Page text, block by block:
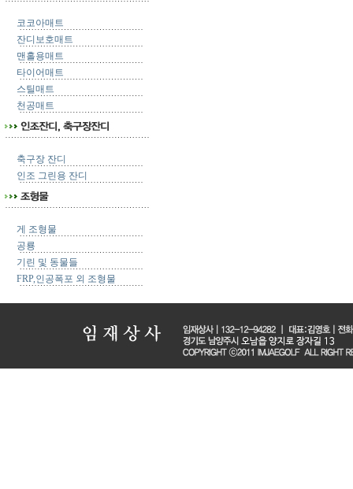
코코아매트
잔디보호매트
맨홀용매트
타이어매트
스틸매트
천공매트
축구장 잔디
인조 그린용 잔디
게 조형물
공룡
기린 및 동물들
FRP,인공폭포 외 조형물